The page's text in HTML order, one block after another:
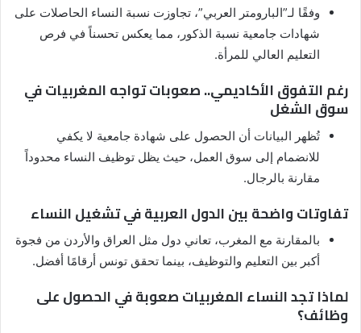
وفقًا لـ”البارومتر العربي”، تجاوزت نسبة النساء الحاصلات على
شهادات جامعية نسبة الذكور، مما يعكس تحسناً في فرص
التعليم العالي للمرأة.
رغم التفوق الأكاديمي.. صعوبات تواجه المغربيات في
سوق الشغل
تُظهر البيانات أن الحصول على شهادة جامعية لا يكفي
للانضمام إلى سوق العمل، حيث يظل توظيف النساء محدوداً
مقارنة بالرجال.
تفاوتات واضحة بين الدول العربية في تشغيل النساء
بالمقارنة مع المغرب، تعاني دول مثل العراق والأردن من فجوة
أكبر بين التعليم والتوظيف، بينما تحقق تونس أرقامًا أفضل.
لماذا تجد النساء المغربيات صعوبة في الحصول على
وظائف؟